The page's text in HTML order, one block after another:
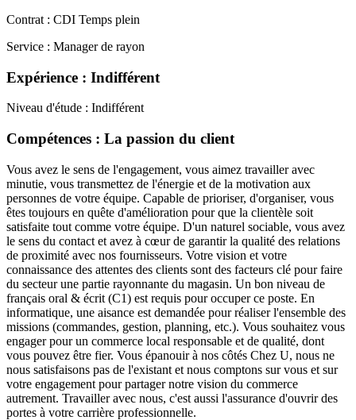
Contrat : CDI Temps plein
Service : Manager de rayon
Expérience : Indifférent
Niveau d'étude : Indifférent
Compétences : La passion du client
Vous avez le sens de l'engagement, vous aimez travailler avec
minutie, vous transmettez de l'énergie et de la motivation aux
personnes de votre équipe. Capable de prioriser, d'organiser, vous
êtes toujours en quête d'amélioration pour que la clientèle soit
satisfaite tout comme votre équipe. D'un naturel sociable, vous avez
le sens du contact et avez à cœur de garantir la qualité des relations
de proximité avec nos fournisseurs. Votre vision et votre
connaissance des attentes des clients sont des facteurs clé pour faire
du secteur une partie rayonnante du magasin. Un bon niveau de
français oral & écrit (C1) est requis pour occuper ce poste. En
informatique, une aisance est demandée pour réaliser l'ensemble des
missions (commandes, gestion, planning, etc.). Vous souhaitez vous
engager pour un commerce local responsable et de qualité, dont
vous pouvez être fier. Vous épanouir à nos côtés Chez U, nous ne
nous satisfaisons pas de l'existant et nous comptons sur vous et sur
votre engagement pour partager notre vision du commerce
autrement. Travailler avec nous, c'est aussi l'assurance d'ouvrir des
portes à votre carrière professionnelle.